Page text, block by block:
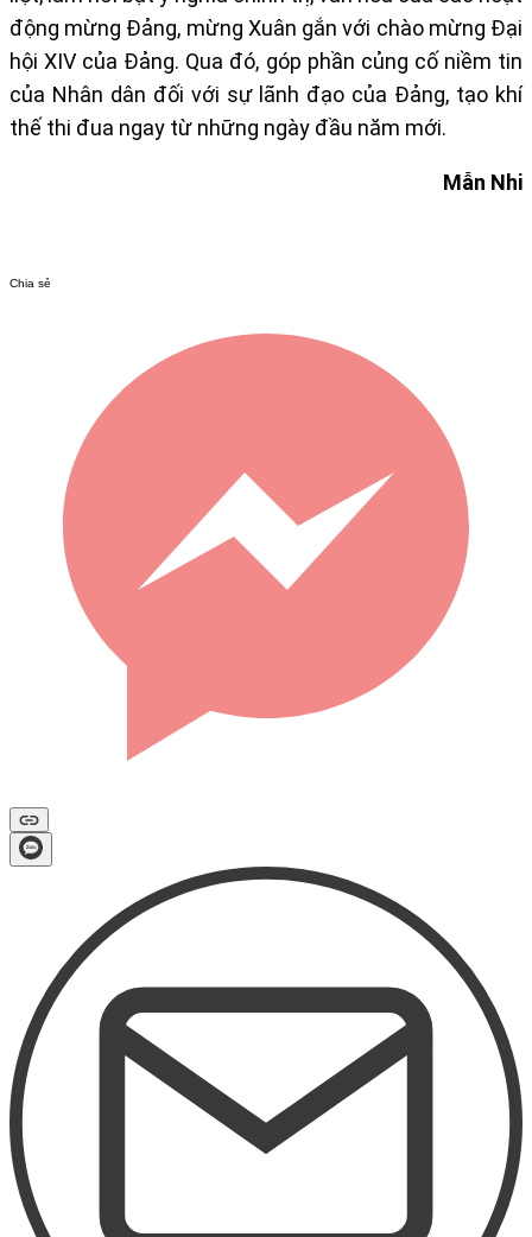
động mừng Đảng, mừng Xuân gắn với chào mừng Đại
hội XIV của Đảng. Qua đó, góp phần củng cố niềm tin
của Nhân dân đối với sự lãnh đạo của Đảng, tạo khí
thế thi đua ngay từ những ngày đầu năm mới.
Mẫn Nhi
Chia sẻ